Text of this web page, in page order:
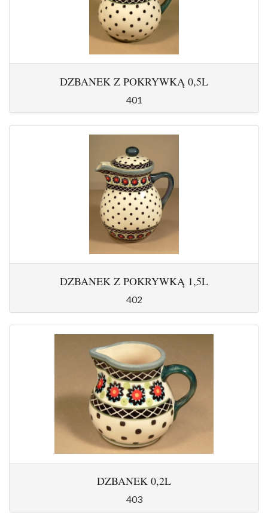
DZBANEK Z POKRYWKĄ 0,5L
401
DZBANEK Z POKRYWKĄ 1,5L
402
DZBANEK 0,2L
403